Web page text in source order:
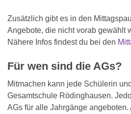
Zusätzlich gibt es in den
Angebote, die nicht vorab gewählt
Nähere Infos findest du bei den
Für wen sind die AGs?
Mitmachen kann jede Schülerin
Gesamtschule Rödinghausen.
AGs für alle Jahrgänge angeboten.